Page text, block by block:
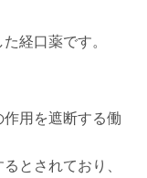
経口薬です。
用を遮断する働
とされており、